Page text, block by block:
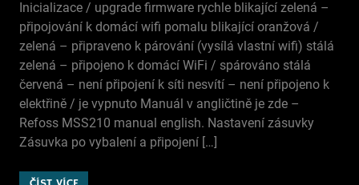
Inicializace / upgrade firmware rychle blikající zelená –
připojování k domácí wifi pomalu blikající oranžová /
zelená – připraveno k párování (vysílá vlastní wifi) stálá
zelená – připojeno k domácí WiFi / spárováno stálá
červená – není připojení k síti nesvítí – není připojeno k
elektřině / je vypnuto Manuál v angličtině je zde –
Refoss MSS210 manual english. Nastavení zásuvky
Zásuvka po vybalení a připojení […]